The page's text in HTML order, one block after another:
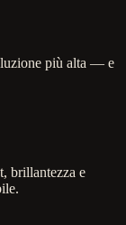
più alta — e
brillantezza e